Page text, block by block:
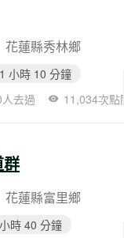
花蓮縣秀林鄉
小時 10 分鐘
去過 11,034次點閱
花蓮縣富里鄉
時 40 分鐘